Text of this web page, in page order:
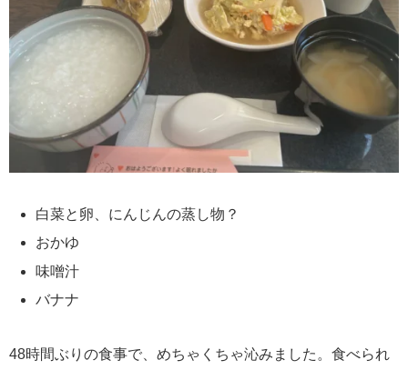
白菜と卵、にんじんの蒸し物？
おかゆ
味噌汁
バナナ
48時間ぶりの食事で、めちゃくちゃ沁みました。食べられ